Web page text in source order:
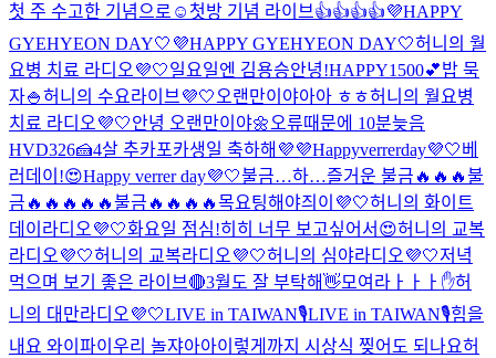
첫 주 수고한 기념으로☺️ 첫방 기념 라이브👍👍👍👍💜HAPPY
GYEHYEON DAY🤍 💜HAPPY GYEHYEON DAY🤍허니의 월
요병 치료 라디오💜🤍일요일엔 김용승안녕!HAPPY1500💕밥 묵
자🍚허니의 수요라이브💜🤍 오랜만이야아아 ㅎㅎ허니의 월요병
치료 라디오💜🤍안녕 오랜만이야🌼 오류때문에 10분늦음
HVD326🍰4살 추카포카생일 축하해💜💜Happyverrerday💜🤍베
러데이!😍Happy verrer day💜🤍불금…하…즐거운 불금🔥🔥🔥불
금🔥🔥🔥🔥🔥불금🔥🔥🔥🔥목요팅해야즤이💜🤍허니의 화이트
데이라디오💜🤍화요일 점심!히히 너무 보고싶어서😍허니의 교복
라디오💜🤍허니의 교복라디오💜🤍허니의 심야라디오💜🤍저녁
먹으며 보기 좋은 라이브🔴3월도 잘 부탁해👋모여라ㅏㅏㅏ✋허
니의 대만라디오💜🤍LIVE in TAIWAN🎙️LIVE in TAIWAN🎙️힘을
내요 와이파이 우리 놀쟈아아이렇게까지 시상식 찢어도 되나요허